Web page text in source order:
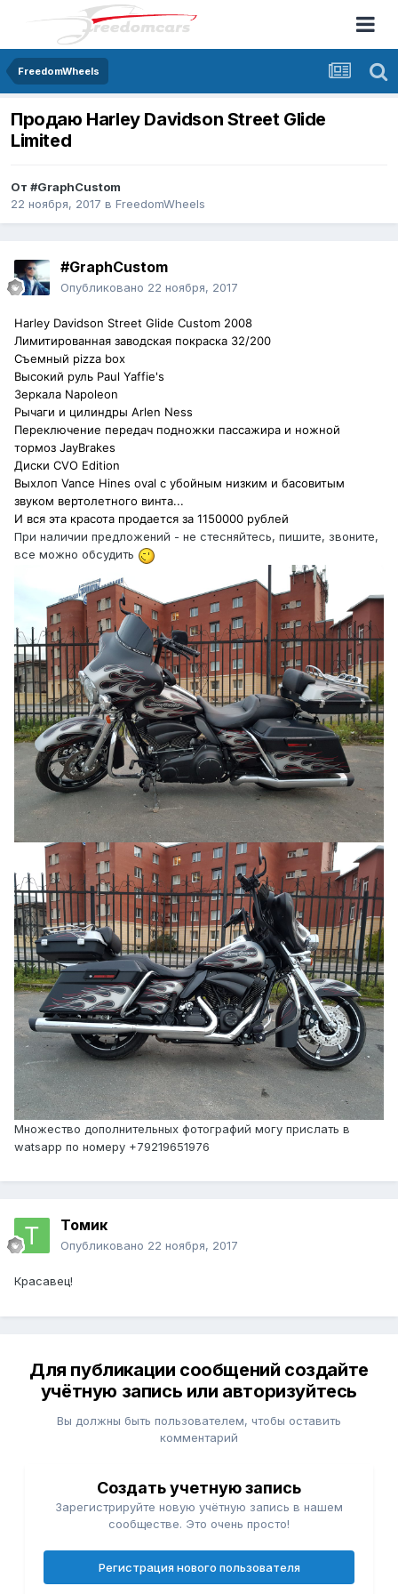
FreedomWheels
Продаю Harley Davidson Street Glide
Limited
От #GraphCustom
22 ноября, 2017 в FreedomWheels
#GraphCustom
Опубликовано 22 ноября, 2017
Harley Davidson Street Glide Custom 2008
Лимитированная заводская покраска 32/200
Съемный pizza box
Высокий руль Paul Yaffie's
Зеркала Napoleon
Рычаги и цилиндры Arlen Ness
Переключение передач подножки пассажира и ножной
тормоз JayBrakes
Диски CVO Edition
Выхлоп Vance Hines oval с убойным низким и басовитым
звуком вертолетного винта...
И вся эта красота продается за 1150000 рублей
При наличии предложений - не стесняйтесь, пишите, звоните,
все можно обсудить
Множество дополнительных фотографий могу прислать в
watsapp по номеру +79219651976
Томик
Опубликовано 22 ноября, 2017
Красавец!
Для публикации сообщений создайте
учётную запись или авторизуйтесь
Вы должны быть пользователем, чтобы оставить
комментарий
Создать учетную запись
Зарегистрируйте новую учётную запись в нашем
сообществе. Это очень просто!
Регистрация нового пользователя